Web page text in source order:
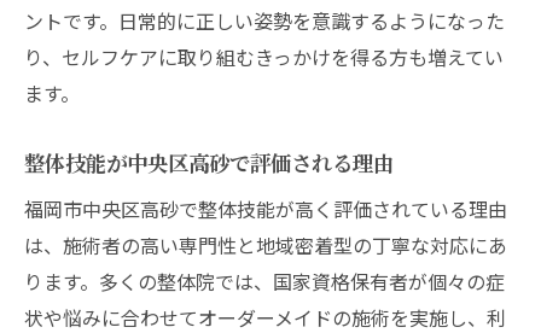
ントです。日常的に正しい姿勢を意識するようになった
り、セルフケアに取り組むきっかけを得る方も増えてい
ます。
整体技能が中央区高砂で評価される理由
福岡市中央区高砂で整体技能が高く評価されている理由
は、施術者の高い専門性と地域密着型の丁寧な対応にあ
ります。多くの整体院では、国家資格保有者が個々の症
状や悩みに合わせてオーダーメイドの施術を実施し、利